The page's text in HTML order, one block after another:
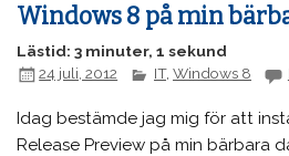
Windows 8 på min
Lästid: 3 minuter, 1 sekund
24 juli, 2012
IT,Windows 8
Idag bestämde jag mig för att
Release Preview på min bärbara